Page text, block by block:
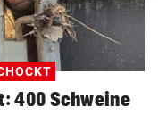
400 Schweine